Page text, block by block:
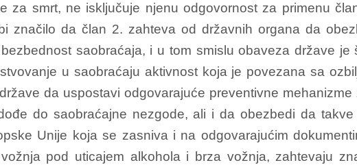
za smrt, ne isključuje njenu odgovornost za primenu
značilo da član 2. zahteva od državnih organa da
saobraćaja, i u tom smislu obaveza države je
u saobraćaju aktivnost koja je povezana sa
da uspostavi odgovarajuće preventivne
do saobraćajne nezgode, ali i da obezbedi da takve
Unije koja se zasniva i na odgovarajućim
pod uticajem alkohola i brza vožnja, zahtevaju